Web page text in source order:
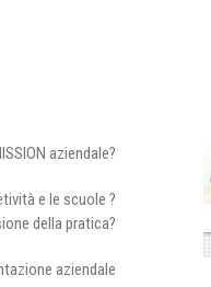
aziendale?
e le scuole ?
della pratica?
aziendale